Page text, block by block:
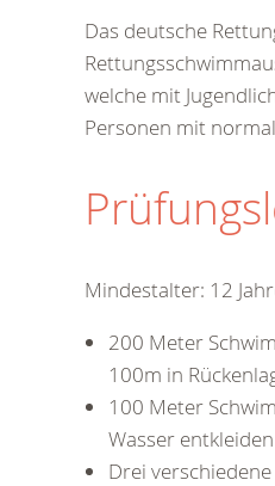
Das deutsche
welche mit
Personen mit
Mindestalter: 12
200 Meter
100m in
100 Meter
Wasser entkleiden
Drei